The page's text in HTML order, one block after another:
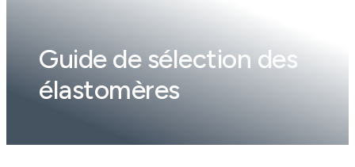
Guide de sélection des
élastomères